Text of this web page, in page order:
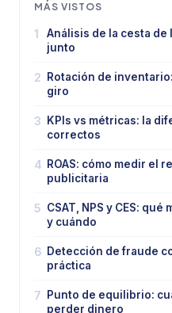
MÁS VISTOS
1
Análisis de la cesta de
junto
2
Rotación de
giro
3
KPIs vs métricas: la
correctos
4 ROAS: cómo medir el
publicitaria
5 CSAT, NPS y CES:
y cuándo
6 Detección de fraude
práctica
7
Punto de equilibrio:
perder dinero